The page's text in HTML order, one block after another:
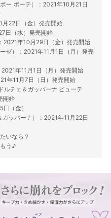
ー ボーテ）：2021年10月21日
22日（金）発売開始
日（水）発売開始
2021年10月29日（金）発売開始
ゼ）：2021年11月1日（月）発売
年11月1日（月）発売開始
年11月7日（日）発売開始
ルチェ＆ガッバーナ ビューテ
開始
（金）
ッバーナ）：2021年11月22日
いなら？
う♪